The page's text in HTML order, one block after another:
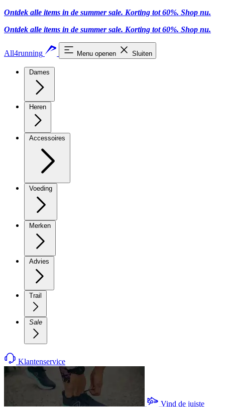
Ontdek alle items in de summer sale. Korting tot 60%. Shop nu.
Ontdek alle items in de summer sale. Korting tot 60%. Shop nu.
All4running Menu openen Sluiten
Dames
Heren
Accessoires
Voeding
Merken
Advies
Trail
Sale
Klantenservice
Vind de juiste